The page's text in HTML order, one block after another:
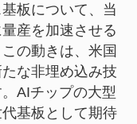
板について、当
産を加速させる
の動きは、米国
な非埋め込み技
AIチップの大型
基板として期待